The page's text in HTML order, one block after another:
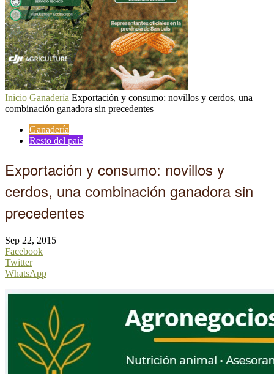
Inicio Ganadería Exportación y consumo: novillos y cerdos, una
combinación ganadora sin precedentes
Ganadería
Resto del país
Exportación y consumo: novillos y
cerdos, una combinación ganadora sin
precedentes
Sep 22, 2015
Facebook
Twitter
WhatsApp